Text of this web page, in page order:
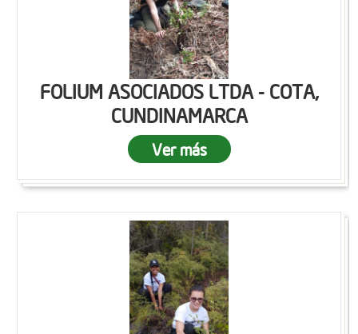
FOLIUM ASOCIADOS LTDA - COTA,
CUNDINAMARCA
Ver más